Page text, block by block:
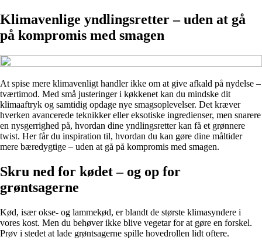
Klimavenlige yndlingsretter – uden at gå
på kompromis med smagen
At spise mere klimavenligt handler ikke om at give afkald på nydelse –
tværtimod. Med små justeringer i køkkenet kan du mindske dit
klimaaftryk og samtidig opdage nye smagsoplevelser. Det kræver
hverken avancerede teknikker eller eksotiske ingredienser, men snarere
en nysgerrighed på, hvordan dine yndlingsretter kan få et grønnere
twist. Her får du inspiration til, hvordan du kan gøre dine måltider
mere bæredygtige – uden at gå på kompromis med smagen.
Skru ned for kødet – og op for
grøntsagerne
Kød, især okse- og lammekød, er blandt de største klimasyndere i
vores kost. Men du behøver ikke blive vegetar for at gøre en forskel.
Prøv i stedet at lade grøntsagerne spille hovedrollen lidt oftere.